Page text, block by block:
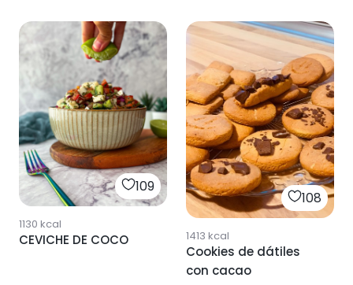
109
1130 kcal
CEVICHE DE COCO
108
1413 kcal
Cookies de dátiles
con cacao